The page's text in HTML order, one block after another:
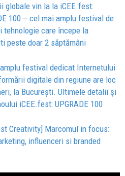
globale vin la la iCEE.fest:
100 – cel mai amplu festival de
tehnologie care începe la
peste doar 2 săptămâni
festival dedicat Internetului
digitale din regiune are loc
la București. Ultimele detalii și
iCEE.fest: UPGRADE 100
Creativity] Marcomul in focus:
influenceri si branded